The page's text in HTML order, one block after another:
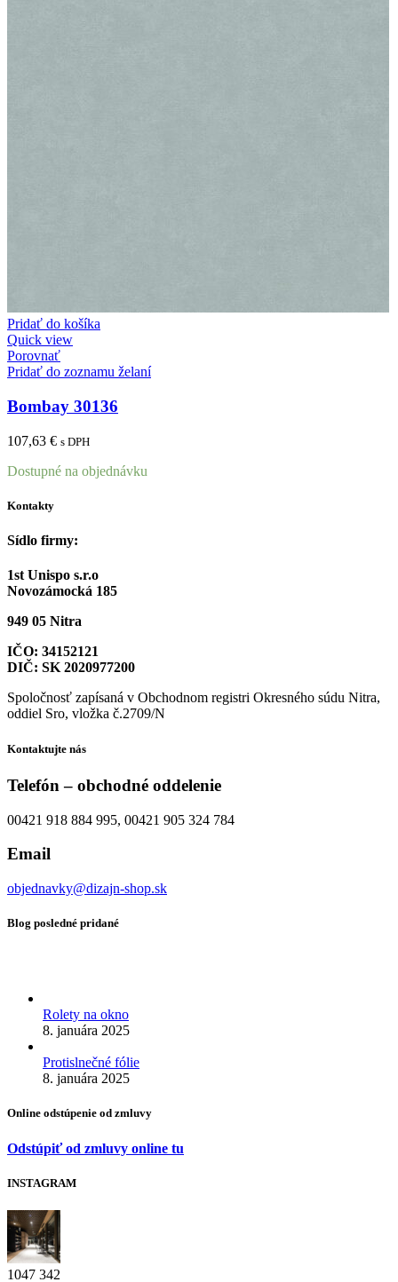
Pridať do košíka
Quick view
Porovnať
Pridať do zoznamu želaní
Bombay 30136
107,63 € s DPH
Dostupné na objednávku
Kontakty
Sídlo firmy:
1st Unispo s.r.o
Novozámocká 185
949 05 Nitra
IČO: 34152121
DIČ: SK 2020977200
Spoločnosť zapísaná v Obchodnom registri Okresného súdu Nitra,
oddiel Sro, vložka č.2709/N
Kontaktujte nás
Telefón – obchodné oddelenie
00421 918 884 995, 00421 905 324 784
Email
objednavky@dizajn-shop.sk
Blog posledné pridané
Rolety na okno
8. januára 2025
Protislnečné fólie
8. januára 2025
Online odstúpenie od zmluvy
Odstúpiť od zmluvy online tu
INSTAGRAM
1047 342